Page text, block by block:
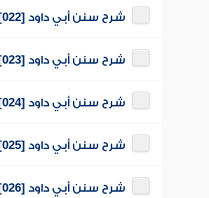
شرح سنن أبي داود [022]
شرح سنن أبي داود [023]
شرح سنن أبي داود [024]
شرح سنن أبي داود [025]
شرح سنن أبي داود [026]